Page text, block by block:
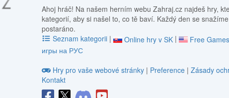
Ahoj hráč! Na našem herním webu Zahraj.cz najdeš hry,
kategorií, aby si našel to, co tě baví. Každý den se
postaráno.
Seznam kategorii | Online hry v SK | Free
игры на РУС
Hry pro vaše webové stránky | Preference | Zásady
Kontakt